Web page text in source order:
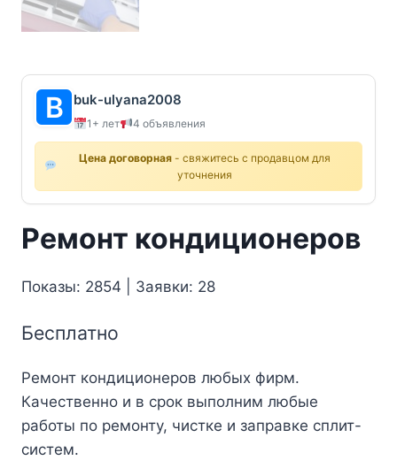
buk-ulyana2008
1+ лет 4 объявления
Цена договорная- свяжитесь с продавцом для
уточнения
Ремонт кондиционеров
Показы: 2854 | Заявки: 28
Бесплатно
Ремонт кондиционеров любых фирм.
Качественно и в срок выполним любые
работы по ремонту, чистке и заправке сплит-
систем.